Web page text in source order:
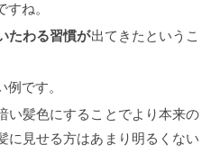
ね。
たわる習慣が出てきたというこ
です。
い髪色にすることでより本来の
に見せる方はあまり明るくない